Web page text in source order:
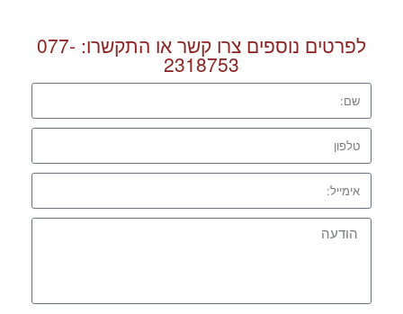
לפרטים נוספים צרו קשר או התקשרו: 077-
2318753